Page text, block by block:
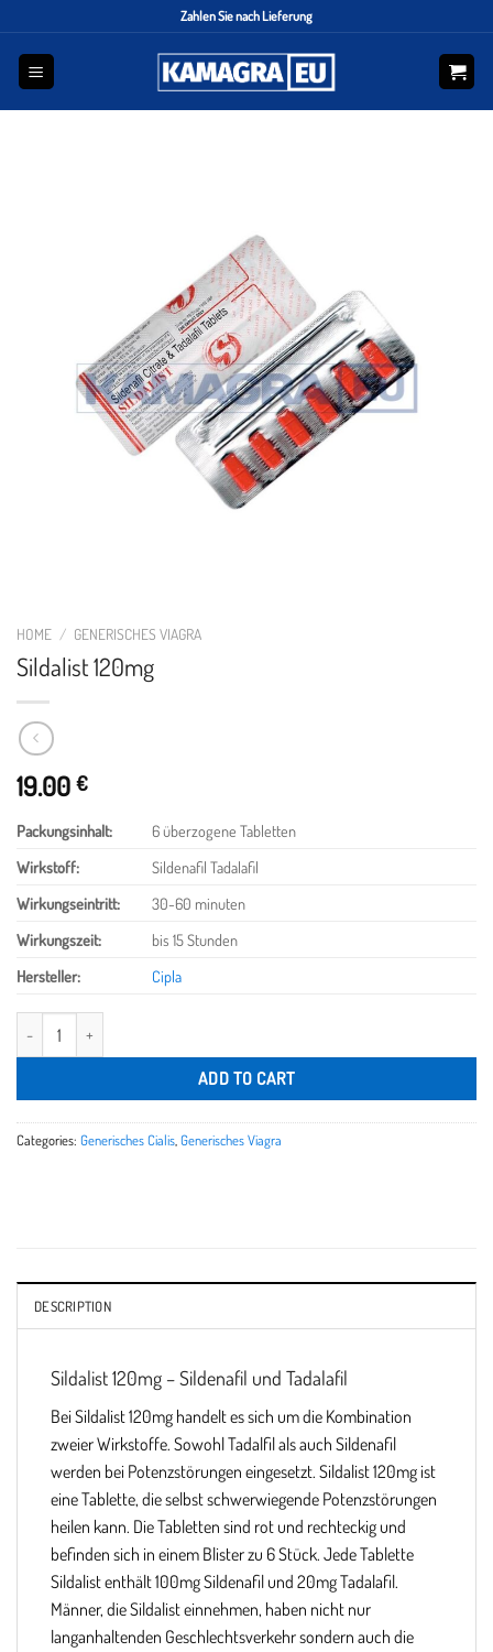
Zahlen Sie nach Lieferung
HOME / GENERISCHES VIAGRA
Sildalist 120mg
19.00 €
Packungsinhalt:
6 überzogene Tabletten
Wirkstoff:
Sildenafil Tadalafil
Wirkungseintritt:
30-60 minuten
Wirkungszeit:
bis 15 Stunden
Hersteller:
Cipla
ADD TO CART
Categories: Generisches Cialis,Generisches Viagra
DESCRIPTION
Sildalist 120mg – Sildenafil und Tadalafil
Bei Sildalist 120mg handelt es sich um die Kombination
zweier Wirkstoffe. Sowohl Tadalfil als auch Sildenafil
werden bei Potenzstörungen eingesetzt. Sildalist 120mg ist
eine Tablette, die selbst schwerwiegende Potenzstörungen
heilen kann. Die Tabletten sind rot und rechteckig und
befinden sich in einem Blister zu 6 Stück. Jede Tablette
Sildalist enthält 100mg Sildenafil und 20mg Tadalafil.
Männer, die Sildalist einnehmen, haben nicht nur
langanhaltenden Geschlechtsverkehr sondern auch die